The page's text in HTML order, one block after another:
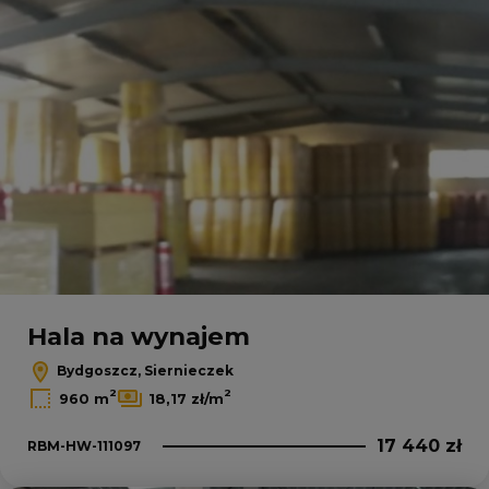
Hala na wynajem
Bydgoszcz, Siernieczek
960 m2 18,17 zł/m2
RBM-HW-111097 17 440 zł